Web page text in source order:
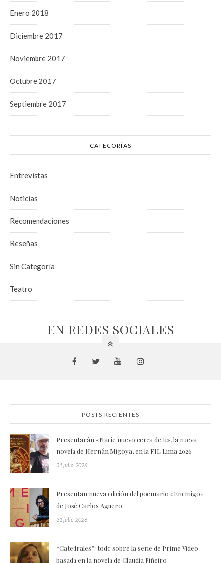
Enero 2018
Diciembre 2017
Noviembre 2017
Octubre 2017
Septiembre 2017
CATEGORÍAS
Entrevistas
Noticias
Recomendaciones
Reseñas
Sin Categoría
Teatro
EN REDES SOCIALES
POSTS RECIENTES
Presentarán «Nadie nuevo cerca de ti», la nueva
novela de Hernán Migoya, en la FIL Lima 2026
31 julio, 2026
Presentan nueva edición del poemario «Enemigo»
de José Carlos Agüero
31 julio, 2026
“Catedrales”: todo sobre la serie de Prime Video
basada en la novela de Claudia Piñeiro